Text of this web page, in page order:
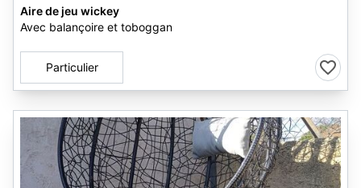
Aire de jeu wickey
Avec balançoire et toboggan
Particulier